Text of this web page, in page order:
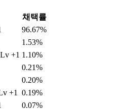
채택률
96.67%
1.53%
+1 1.10%
0.21%
0.20%
+1
0.19%
0.07%